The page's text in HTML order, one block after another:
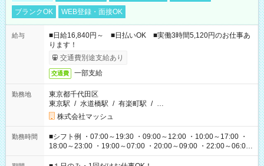
ブランクOK
WEB登録・面接OK
給与
■日給16,840円～ ■日払いOK ■実働3時間5,120円のお仕事あ
ります！
交通費別途支給あり
交通費 一部支給
勤務地
東京都千代田区
東京駅 / 水道橋駅 / 有楽町駅 / …
株式会社マッシュ
勤務時間
■シフト例 ・07:00～19:30 ・09:00～12:00 ・10:00～17:00 ・
18:00～23:00 ・19:00～07:00 ・20:00～09:00 ・22:00～06:00
etc ★最短で3時間で5,120円のお仕事から 15時間で2万円近く稼